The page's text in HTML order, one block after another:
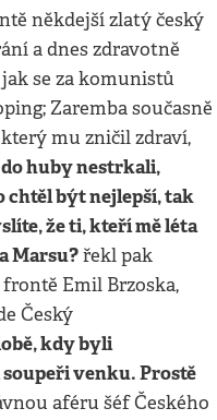
někdejší zlatý český
a dnes zdravotně
se za komunistů
Zaremba současně
mu zničil zdraví,
huby nestrkali,
chtěl být nejlepší, tak
že ti, kteří mě léta
Marsu?řekl pak
Emil Brzoska,
Český
kdy byli
venku. Prostě
aféru šéf Českého